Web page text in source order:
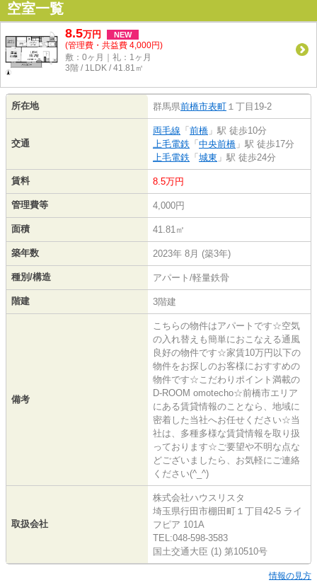
空室一覧
8.5万円 NEW
(管理費・共益費 4,000円)
敷：0ヶ月｜礼：1ヶ月
3階 / 1LDK / 41.81㎡
所在地 群馬県前橋市表町 １丁目19-2
交通
両毛線 「 前橋 」駅 徒歩10分
上毛電鉄 「 中央前橋 」駅 徒歩17分
上毛電鉄 「 城東 」駅 徒歩24分
賃料 8.5万円
管理費等 4,000円
面積 41.81㎡
築年数 2023年 8月 (築3年)
種別/構造 アパート/軽量鉄骨
階建 3階建
備考
こちらの物件はアパートです☆空気
の入れ替えも簡単におこなえる通風
良好の物件です☆家賃10万円以下の
物件をお探しのお客様におすすめの
物件です☆こだわりポイント満載の
D-ROOM omotecho☆前橋市エリア
にある賃貸情報のことなら、地域に
密着した当社へお任せください☆当
社は、多種多様な賃貸情報を取り扱
っております☆ご要望や不明な点な
どございましたら、お気軽にご連絡
ください(^_^)
取扱会社
株式会社ハウスリスタ
埼玉県行田市棚田町１丁目42-5 ライ
フピア 101A
TEL:048-598-3583
国土交通大臣 (1) 第10510号
情報の見方